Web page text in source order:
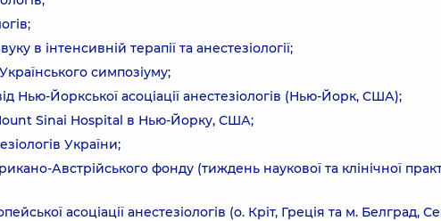
в інтенсивній терапії та анестезіології;
симпозіуму;
Нью-Йоркської асоціації анестезіологів (Нью-Йорк, США);
Sinai Hospital в Нью-Йорку, США;
України;
Австрійського фонду (тиждень наукової та клінічної
асоціації анестезіологів (о. Кріт, Греція та м. Белград,